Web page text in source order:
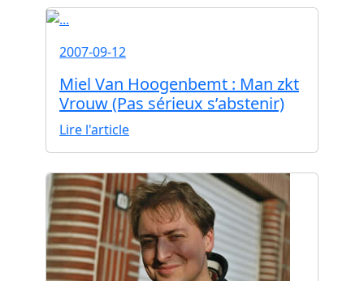
2007-09-12
Miel Van Hoogenbemt : Man zkt
Vrouw (Pas sérieux s’abstenir)
Lire l'article